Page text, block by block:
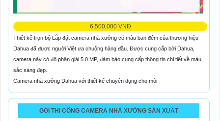
6,500,000 VNĐ
Thiết kế trọn bộ Lắp đặt camera nhà xưởng có màu ban đêm của thương hiệu
Dahua đã được người Việt ưa chuộng hàng đầu. Được cung cấp bởi Dahua,
camera này có độ phân giải 5.0 MP, đảm bảo cung cấp thông tin chi tiết về màu
sắc sáng đẹp.
Camera nhà xưởng Dahua với thiết kế chuyên dụng cho môi
GÓI THI CÔNG CAMERA NHÀ XƯỞNG SẢN XUẤT